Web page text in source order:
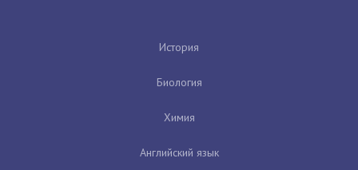
История
Биология
Химия
Английский язык